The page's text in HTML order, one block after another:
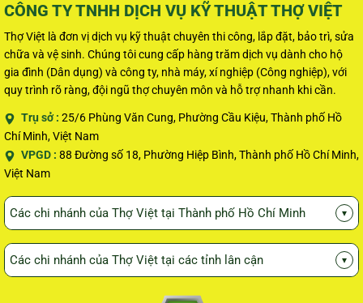
CÔNG TY TNHH DỊCH VỤ KỸ THUẬT THỢ VIỆT
Thợ Việt là đơn vị dịch vụ kỹ thuật chuyên thi công, lắp đặt, bảo trì, sửa
chữa và vệ sinh. Chúng tôi cung cấp hàng trăm dịch vụ dành cho hộ
gia đình (Dân dụng) và công ty, nhà máy, xí nghiệp (Công nghiệp), với
quy trình rõ ràng, đội ngũ thợ chuyên môn và hỗ trợ nhanh khi cần.
Trụ sở : 25/6 Phùng Văn Cung, Phường Cầu Kiệu, Thành phố Hồ
Chí Minh, Việt Nam
VPGD : 88 Đường số 18, Phường Hiệp Bình, Thành phố Hồ Chí Minh,
Việt Nam
Các chi nhánh của Thợ Việt tại Thành phố Hồ Chí Minh ▾
Các chi nhánh của Thợ Việt tại các tỉnh lân cận ▾